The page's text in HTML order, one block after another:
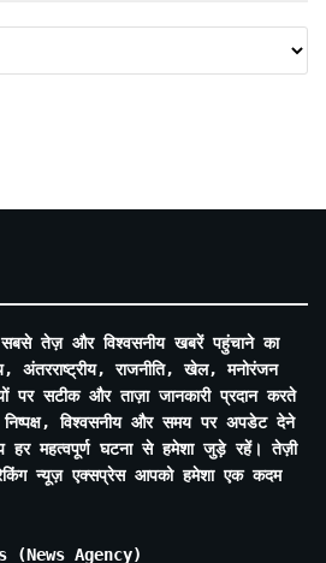
तेज़ और विश्वसनीय खबरें पहुंचाने का
अंतरराष्ट्रीय, राजनीति, खेल, मनोरंजन
पर सटीक और ताज़ा जानकारी प्रदान करते
निष्पक्ष, विश्वसनीय और समय पर अपडेट देने
हर महत्वपूर्ण घटना से हमेशा जुड़े रहें। तेज़ी
न्यूज़ एक्सप्रेस आपको हमेशा एक कदम
(News Agency)